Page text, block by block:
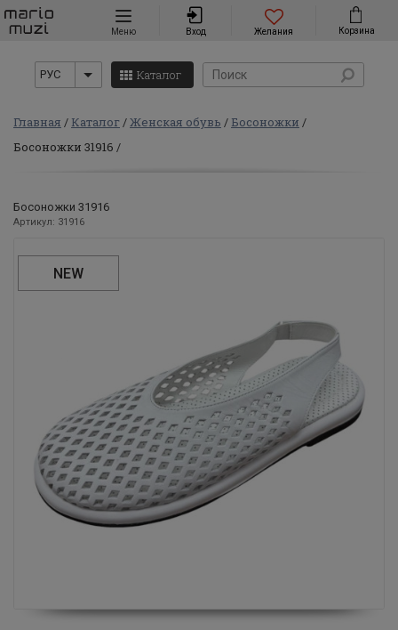
Навигация
Меню Вход Желания Корзина
РУС Каталог
Главная Каталог Женская обувь
Босоножки
Босоножки 31916
Босоножки 31916
Артикул: 31916
NEW